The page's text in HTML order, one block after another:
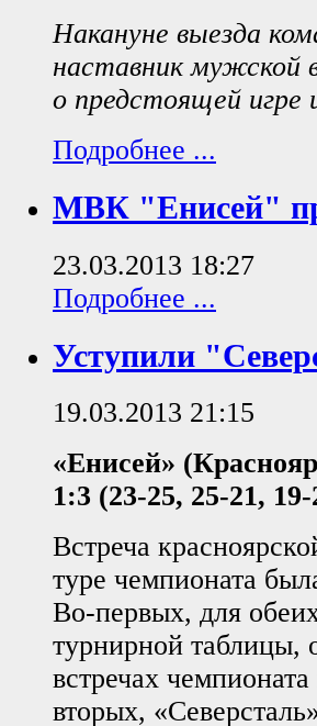
Накануне выезда
наставник мужской
о предстоящей игре
Подробнее ...
МВК "Енисей"
23.03.2013 18:27
Подробнее ...
Уступили
19.03.2013 21:15
«Енисей»
1:3 (23-25, 25-21,
Встреча
туре чемпионата
Во-первых, для
турнирной таблицы,
встречах
вторых,